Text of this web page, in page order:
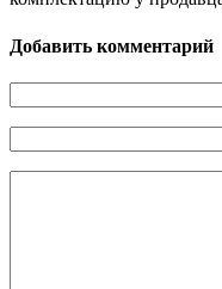
Добавить комментарий